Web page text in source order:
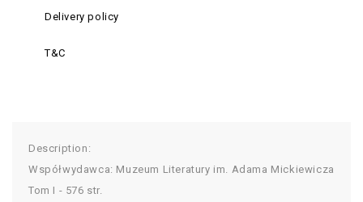
Delivery policy
T&C
Description:
Współwydawca: Muzeum Literatury im. Adama Mickiewicza
Tom I - 576 str.